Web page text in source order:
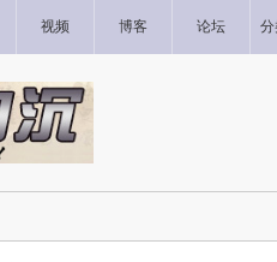
视频 博客 论坛